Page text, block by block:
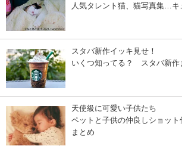
人気タレント猫、猫写真集…キ
スタバ新作イッキ見せ！
いくつ知ってる？ スタバ新作
天使級に可愛い子供たち
ペットと子供の仲良しショッ
まとめ